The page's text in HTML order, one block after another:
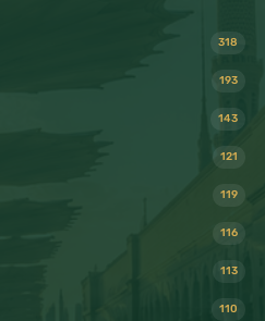
318
193
143
121
119
116
113
110